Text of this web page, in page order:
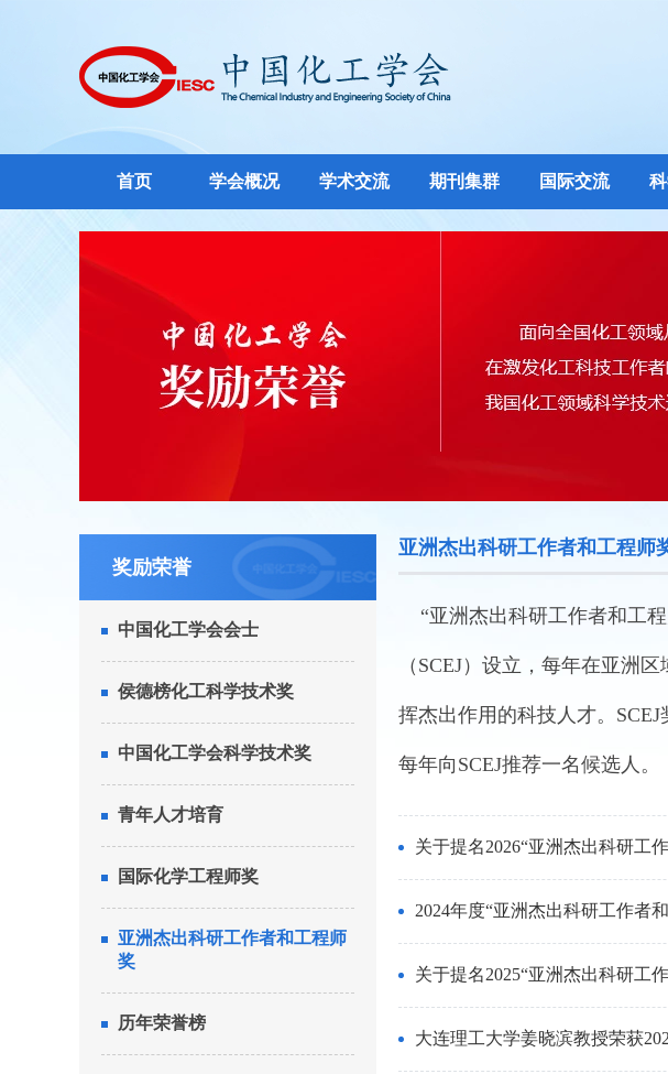
首页 学会概况 学术交流 期刊集群 国际交流
奖励荣誉
中国化工学会会士
侯德榜化工科学技术奖
中国化工学会科学技术奖
青年人才培育
国际化学工程师奖
亚洲杰出科研工作者和工程师
奖
历年荣誉榜
亚洲杰出科研工作者和工程师
“亚洲杰出科研工作者和工程
（SCEJ）设立，每年在亚洲
挥杰出作用的科技人才。
每年向SCEJ推荐一名候选人。
关于提名2026“亚洲杰出科研工
关于提名2025“亚洲杰出科研工
大连理工大学姜晓滨教授荣获